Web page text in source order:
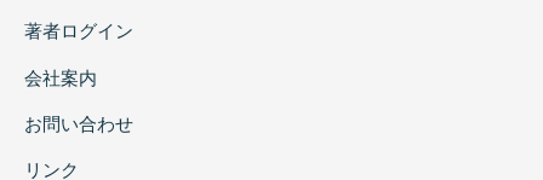
著者ログイン
会社案内
お問い合わせ
リンク